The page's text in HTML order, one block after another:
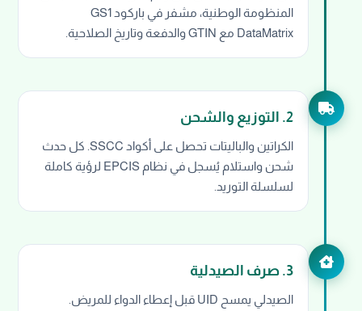
المنظومة الوطنية، مشفر في باركود GS1
DataMatrix مع GTIN والدفعة وتاريخ الصلاحية.
2. التوزيع والشحن
الكراتين والباليتات تحصل على أكواد SSCC. كل حدث
شحن واستلام يُسجل في نظام EPCIS لرؤية كاملة
لسلسلة التوريد.
3. صرف الصيدلية
الصيدلي يمسح UID قبل إعطاء الدواء للمريض.